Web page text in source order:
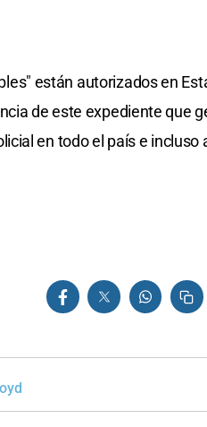
están autorizados en
de este expediente que
en todo el país e incluso